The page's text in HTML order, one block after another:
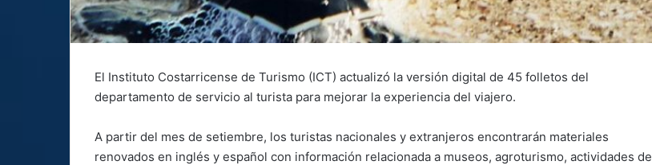
El Instituto Costarricense de Turismo (ICT) actualizó la versión digital de 45 folletos del
departamento de servicio al turista para mejorar la experiencia del viajero.
A partir del mes de setiembre, los turistas nacionales y extranjeros encontrarán materiales
renovados en inglés y español con información relacionada a museos, agroturismo, actividades de